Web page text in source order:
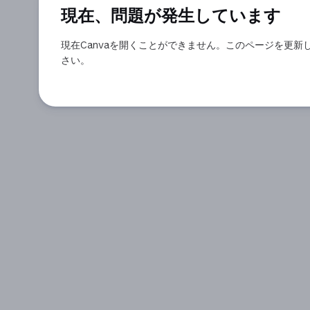
現在、問題が発生しています
現在Canvaを開くことができません。このページを更新
さい。